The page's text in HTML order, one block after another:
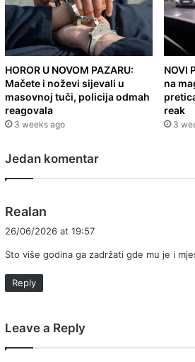
HOROR U NOVOM PAZARU:
Mačete i noževi sijevali u
masovnoj tuči, policija odmah
reagovala
3 weeks ago
NOVI
na
reak
3
Jedan komentar
Realan
a
s
26/06/2026 at 19:57
Sto više godina ga zadržati gde mu je i
Reply
Leave a Reply